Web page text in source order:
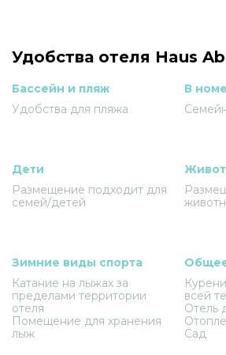
Удобства отеля Haus
Бассейн и пляж
Удобства для пляжа
В
Дети
Размещение подходит для
семей/детей
Зимние виды спорта
Катание на лыжах за
пределами территории
отеля
Помещение для хранения
лыж
всей
Отель
Сад